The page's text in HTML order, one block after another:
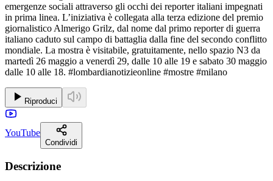
emergenze sociali attraverso gli occhi dei reporter italiani impegnati
in prima linea. L’iniziativa è collegata alla terza edizione del premio
giornalistico Almerigo Grilz, dal nome dal primo reporter di guerra
italiano caduto sul campo di battaglia dalla fine del secondo conflitto
mondiale. La mostra è visitabile, gratuitamente, nello spazio N3 da
martedì 26 maggio a venerdì 29, dalle 10 alle 19 e sabato 30 maggio
dalle 10 alle 18. #lombardianotizieonline #mostre #milano
Riproduci
YouTube
Condividi
Descrizione